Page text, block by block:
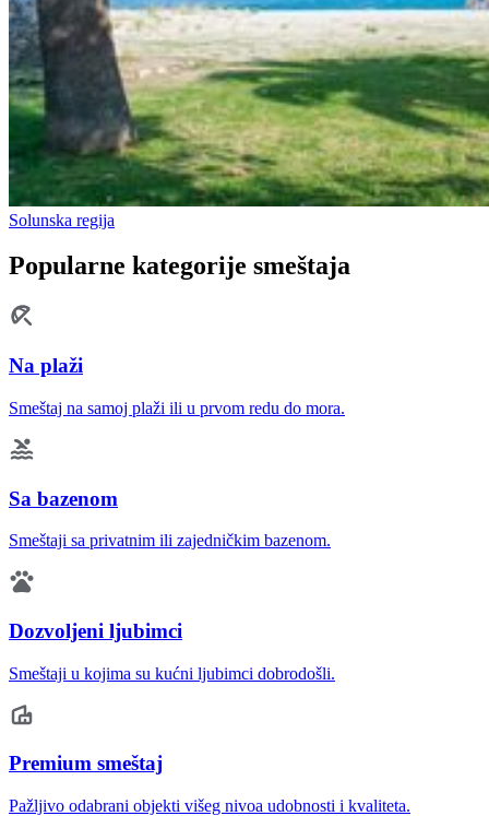
Solunska regija
Popularne kategorije smeštaja
Na plaži
Smeštaj na samoj plaži ili u prvom redu do mora.
Sa bazenom
Smeštaji sa privatnim ili zajedničkim bazenom.
Dozvoljeni ljubimci
Smeštaji u kojima su kućni ljubimci dobrodošli.
Premium smeštaj
Pažljivo odabrani objekti višeg nivoa udobnosti i kvaliteta.